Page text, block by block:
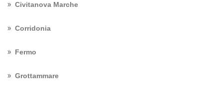
Civitanova Marche
Corridonia
Fermo
Grottammare